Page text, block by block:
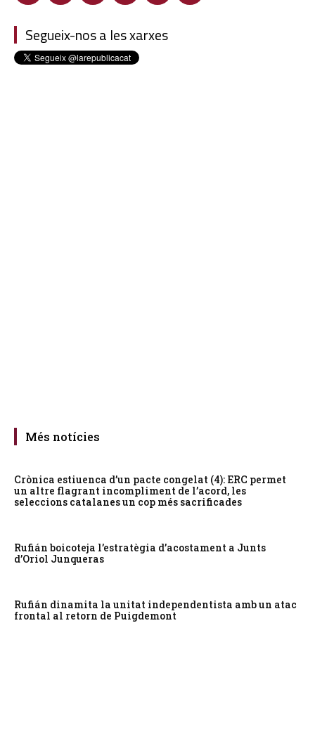
Segueix-nos a les xarxes
Més notícies
Crònica estiuenca d’un pacte congelat (4): ERC permet
un altre flagrant incompliment de l’acord, les
seleccions catalanes un cop més sacrificades
Rufián boicoteja l’estratègia d’acostament a Junts
d’Oriol Junqueras
Rufián dinamita la unitat independentista amb un atac
frontal al retorn de Puigdemont